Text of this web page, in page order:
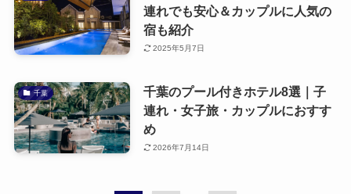
連れでも安心＆カップルに人気の
宿も紹介
2025年5月7日
千葉
千葉のプール付きホテル8選｜子
連れ・女子旅・カップルにおすす
め
2026年7月14日